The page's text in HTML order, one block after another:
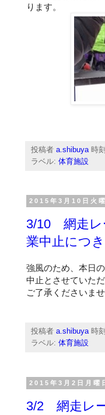
ります。
投稿者a.shibuya 時
ラベル:体育施設
2015年3月10日火曜
3/10 網走レ
業中止につ
強風のため、本日
中止とさせていただ
ご了承くださいませ
投稿者a.shibuya 時
ラベル:体育施設
2015年3月2日月曜
3/2 網走レ